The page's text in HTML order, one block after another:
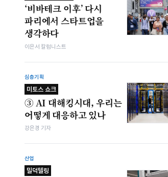
‘비바테크 이후’ 다시
파리에서 스타트업을
생각하다
이은서 칼럼니스트
심층기획
미토스 쇼크
③ AI 대해킹시대, 우리는
어떻게 대응하고 있나
강은경 기자
산업
밀덕텔링